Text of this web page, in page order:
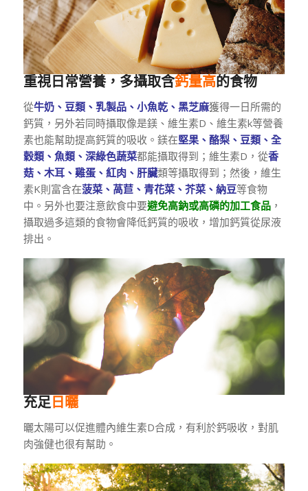
重視日常營養，多攝取含鈣量高的食物
從牛奶、豆類、乳製品、小魚乾、黑芝麻獲得一日所需的
鈣質，另外若同時攝取像是鎂、維生素D、維生素k等營養
素也能幫助提高鈣質的吸收。鎂在堅果、酪梨、豆類、全
穀類、魚類、深綠色蔬菜都能攝取得到；維生素D，從香
菇、木耳、雞蛋、紅肉、肝臟類等攝取得到；然後，維生
素K則富含在菠菜、萵苣、青花菜、芥菜、納豆等食物
中。另外也要注意飲食中要避免高鈉或高磷的加工食品，
攝取過多這類的食物會降低鈣質的吸收，增加鈣質從尿液
排出。
充足日曬
曬太陽可以促進體內維生素D合成，有利於鈣吸收，對肌
肉強健也很有幫助。